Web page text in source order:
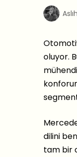
oluyor.
dilini
tam bir